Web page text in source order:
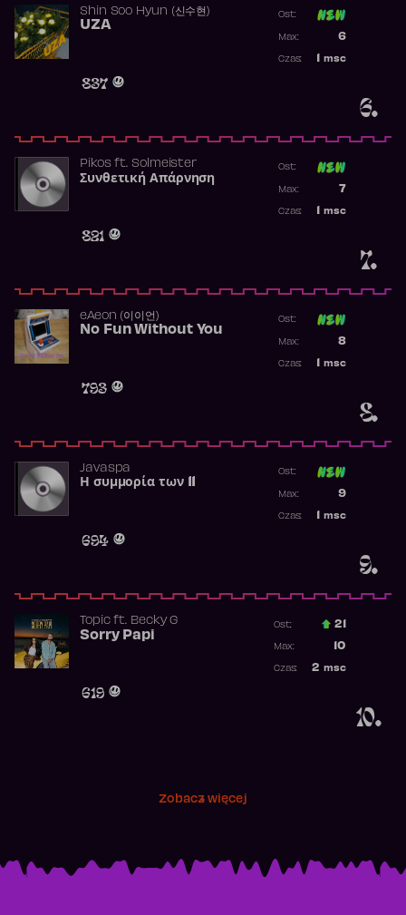
6.
Shin Soo Hyun (신수현)
UZA
837
Ost:
6
Max:
msc
Czas:
7.
Pikosft. Solmeister
Συνθετική Απάρνηση
821
Ost:
7
Max:
msc
Czas:
8.
​eAeon (이이언)
No Fun Without You
793
Ost:
8
Max:
msc
Czas:
9.
Javaspa
Η συμμορία των 11
694
Ost:
9
Max:
msc
Czas:
10.
Topicft. Becky G
Sorry Papi
619
Ost.: 21
10
Max:
2 msc
Czas:
Zobacz więcej